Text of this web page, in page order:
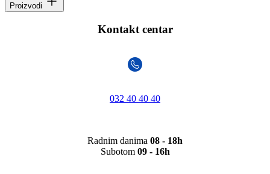
Proizvodi
Kontakt centar
032 40 40 40
Radnim danima 08 - 18h
Subotom 09 - 16h